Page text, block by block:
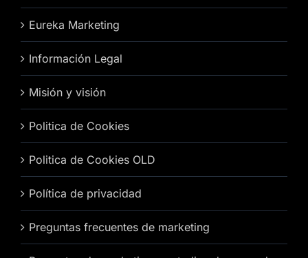
Eureka Marketing
Información Legal
Misión y visión
Politica de Cookies
Politica de Cookies OLD
Política de privacidad
Preguntas frecuentes de marketing